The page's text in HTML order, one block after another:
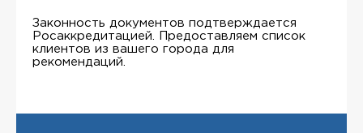
Законность документов подтверждается
Росаккредитацией. Предоставляем список
клиентов из вашего города для
рекомендаций.